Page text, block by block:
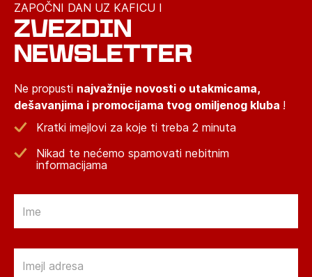
ZAPOČNI DAN UZ KAFICU I
ZVEZDIN
NEWSLETTER
Ne propusti najvažnije novosti o utakmicama,
dešavanjima i promocijama tvog omiljenog kluba !
Kratki imejlovi za koje ti treba 2 minuta
Nikad te nećemo spamovati nebitnim
informacijama